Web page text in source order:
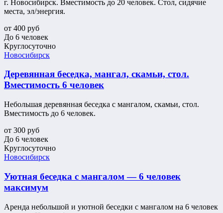
г. Новосибирск. Вместимость до 20 человек. Стол, сидячие
места, эл/энергия.
от 400 руб
До 6 человек
Круглосуточно
Новосибирск
Деревянная беседка, мангал, скамьи, стол.
Вместимость 6 человек
Небольшая деревянная беседка с мангалом, скамьи, стол.
Вместимость до 6 человек.
от 300 руб
До 6 человек
Круглосуточно
Новосибирск
Уютная беседка с мангалом — 6 человек
максимум
Аренда небольшой и уютной беседки с мангалом на 6 человек